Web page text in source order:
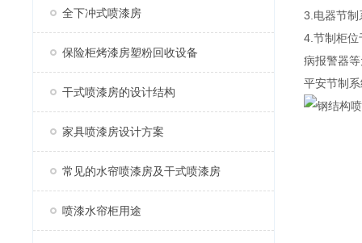
全下冲式喷漆房
保险柜烤漆房塑粉回收设备
干式喷漆房的设计结构
家具喷漆房设计方案
常见的水帘喷漆房及干式喷漆房
喷漆水帘柜用途
3.电器节制
4.节制柜位
病报警器
平安节制